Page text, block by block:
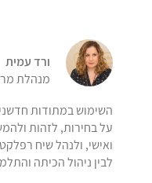
ורד עמית
מנהלת
השימוש במתודות
על בחירות, לזהות
ואישי, ולנהל שיח
לבין ניהול הכיתה